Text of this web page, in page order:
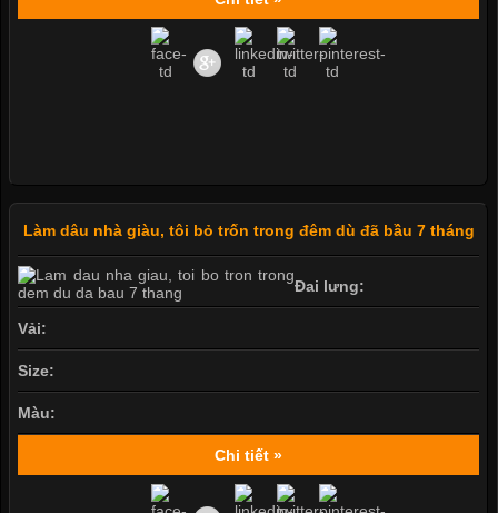
Làm dâu nhà giàu, tôi bỏ trốn trong đêm dù đã bầu 7 tháng
Đai lưng:
Vải:
Size:
Màu:
Chi tiết »